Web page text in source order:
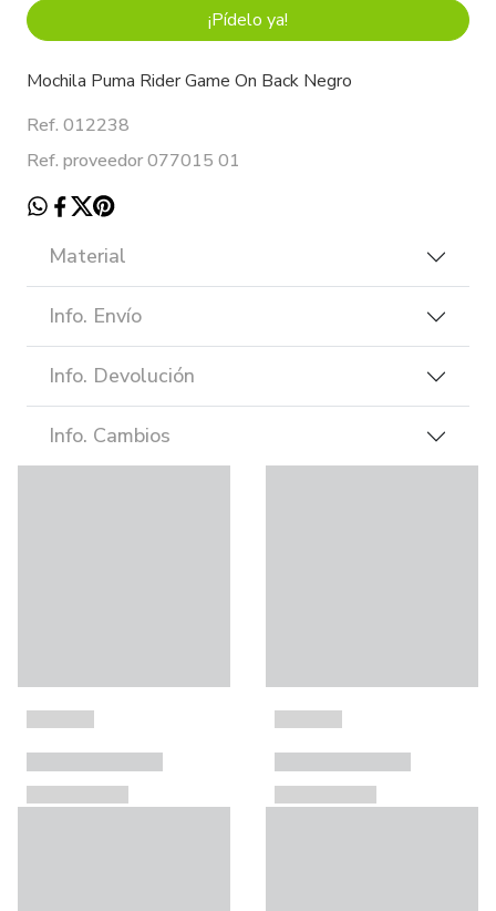
¡Pídelo ya!
Mochila Puma Rider Game On Back Negro
Ref. 012238
Ref. proveedor 077015 01
Material
Info. Envío
Info. Devolución
Info. Cambios